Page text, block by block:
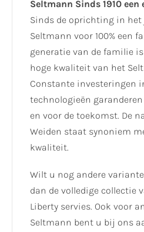
Seltmann Sinds 1910
Sinds de oprichting in het
Seltmann voor 100% een
generatie van de familie
hoge kwaliteit van het
Constante investeringen
technologieën
en voor de toekomst. De
Weiden staat synoniem
kwaliteit.
Wilt u nog andere
dan de volledige collectie
Liberty servies. Ook voor
Seltmann bent u bij ons